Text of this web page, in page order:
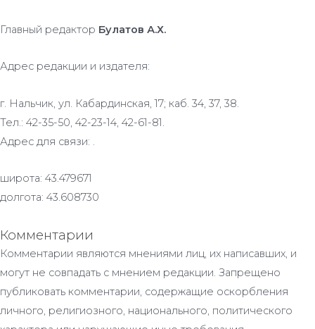
Главный редактор Булатов А.Х.
Адрес редакции и издателя:
г. Нальчик, ул. Кабардинская, 17; каб. 34, 37, 38.
Тел.: 42-35-50, 42-23-14, 42-61-81.
Адрес для связи: .
широта: 43.479671
долгота: 43.608730
Комментарии
Комментарии являются мнениями лиц, их написавших, и
могут не совпадать с мнением редакции. Запрещено
публиковать комментарии, содержащие оскорбления
личного, религиозного, национального, политического